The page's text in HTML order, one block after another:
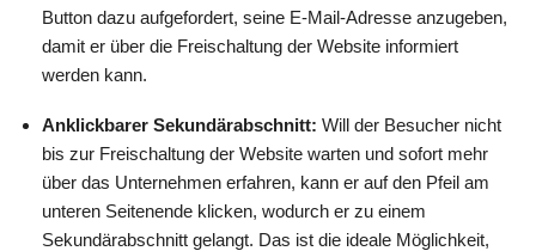
Button dazu aufgefordert, seine E-Mail-Adresse anzugeben,
damit er über die Freischaltung der Website informiert
werden kann.
Anklickbarer Sekundärabschnitt: Will der Besucher nicht
bis zur Freischaltung der Website warten und sofort mehr
über das Unternehmen erfahren, kann er auf den Pfeil am
unteren Seitenende klicken, wodurch er zu einem
Sekundärabschnitt gelangt. Das ist die ideale Möglichkeit,